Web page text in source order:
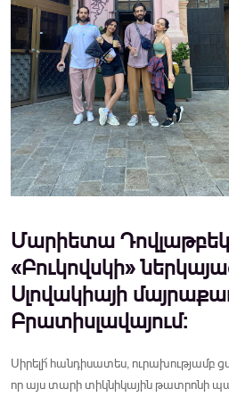
Մարիետա
«Բուկովսկի»
Սլովակիայի
Բրատիսլավայում:
Սիրելի՜ հանդիսատես, ուրախությամբ
որ այս տարի տիկնիկային թատրոնի